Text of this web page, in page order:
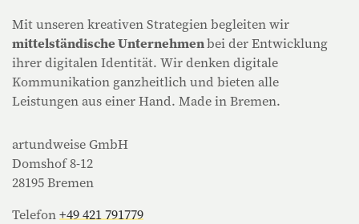
Mit unseren kreativen Strategien begleiten wir
mittelständische Unternehmenbei der Entwicklung
ihrer digitalen Identität. Wir denken digitale
Kommunikation ganzheitlich und bieten alle
Leistungen aus einer Hand. Made in Bremen.
artundweise GmbH
Domshof 8-12
28195 Bremen
Telefon+49 421 791779